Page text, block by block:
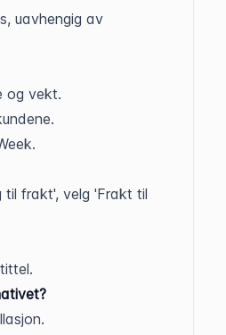
uavhengig av
og vekt.
til frakt', velg 'Frakt til